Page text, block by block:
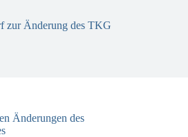
zur Änderung des TKG
Änderungen des